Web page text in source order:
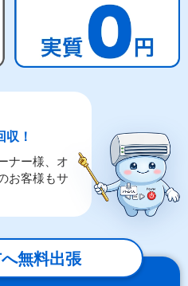
！
ナー様、オ
お客様もサ
無料出張